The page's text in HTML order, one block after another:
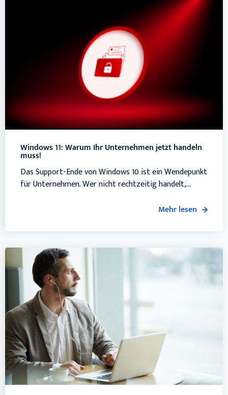
Windows 11: Warum Ihr Unternehmen jetzt handeln
muss!
Das Support-Ende von Windows 10 ist ein Wendepunkt
für Unternehmen. Wer nicht rechtzeitig handelt,...
Mehr lesen